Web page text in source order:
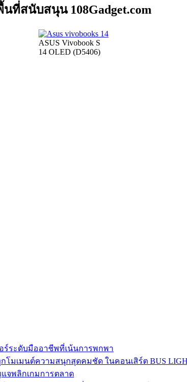
นที่สนับสนุน 108Gadget.com
ASUS Vivobook S
14 OLED (D5406)
อร์ระดับมืออาชีพที่เน้นการพกพา
โมเมนต์ความสนุกสุดคมชัด ในคอนเสิร์ต BUS
แจพลิกเกมการตลาด